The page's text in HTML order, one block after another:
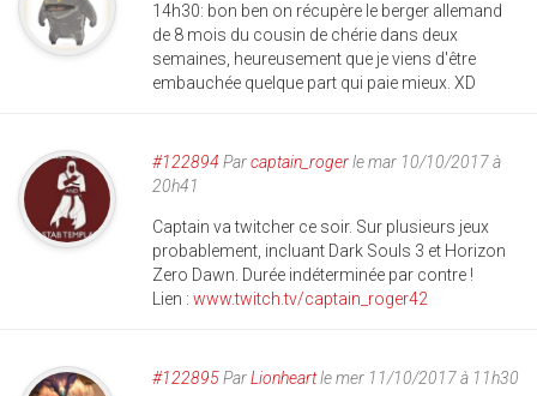
14h30: bon ben on récupère le berger allemand
de 8 mois du cousin de chérie dans deux
semaines, heureusement que je viens d'être
embauchée quelque part qui paie mieux. XD
#122894 Parcaptain_rogerle mar 10/10/2017 à
20h41
Captain va twitcher ce soir. Sur plusieurs jeux
probablement, incluant Dark Souls 3 et Horizon
Zero Dawn. Durée indéterminée par contre !
Lien : www.twitch.tv/captain_roger42
#122895ParLionheartle mer 11/10/2017 à 11h30